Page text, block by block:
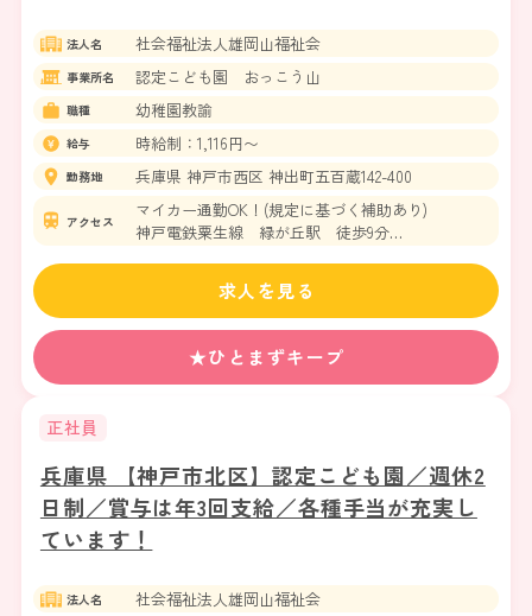
法人名 社会福祉法人雄岡山福祉会
事業所名 認定こども園 おっこう山
職種 幼稚園教諭
給与 時給制：1,116円〜
勤務地 兵庫県 神戸市西区 神出町五百蔵142-400
アクセス
マイカー通勤OK！(規定に基づく補助あり)
神戸電鉄粟生線 緑が丘駅 徒歩9分
★ひとまずキープ
求人を見る
正社員
兵庫県 【神戸市北区】認定こども園／週休2
日制／賞与は年3回支給／各種手当が充実し
ています！
法人名 社会福祉法人雄岡山福祉会